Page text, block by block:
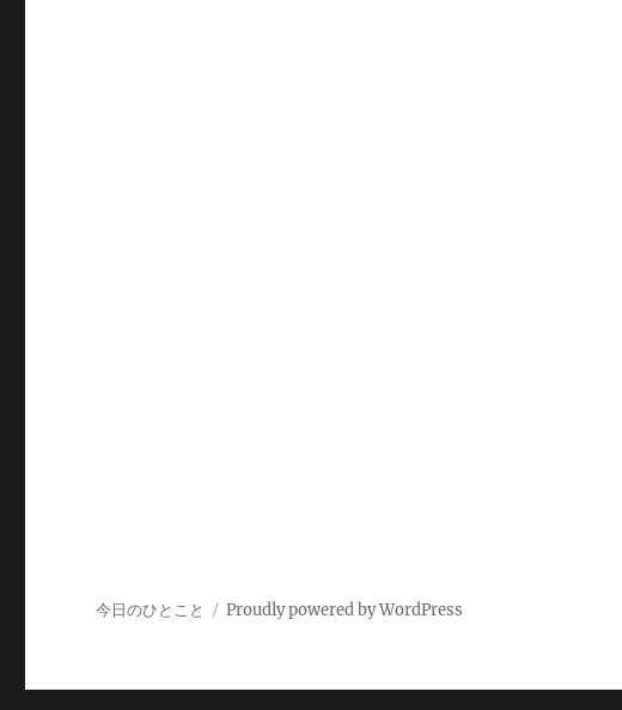
今日のひとこと Proudly powered by WordPress